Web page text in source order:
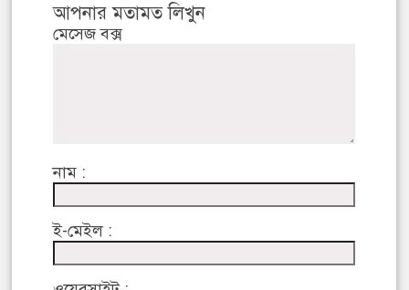
আপনার মতামত লিখুন
মেসেজ বক্স
নাম :
ই-মেইল :